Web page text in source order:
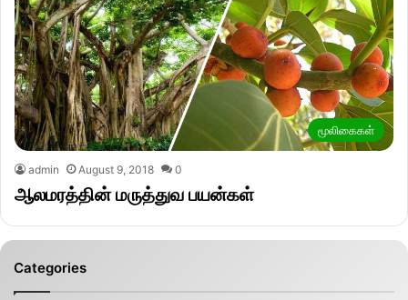
மூலிகைகள்
admin August 9, 2018 0
ஆலமரத்தின் மருத்துவ பயன்கள்
Categories